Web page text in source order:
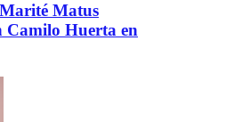
Matus
Camilo Huerta en